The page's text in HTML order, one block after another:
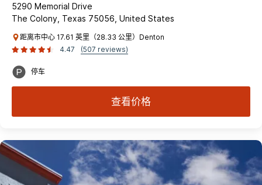
5290 Memorial Drive
The Colony, Texas 75056, United States
距离市中心 17.61 英里（28.33 公里）Denton
4.47
(507 reviews)
停车
查看价格